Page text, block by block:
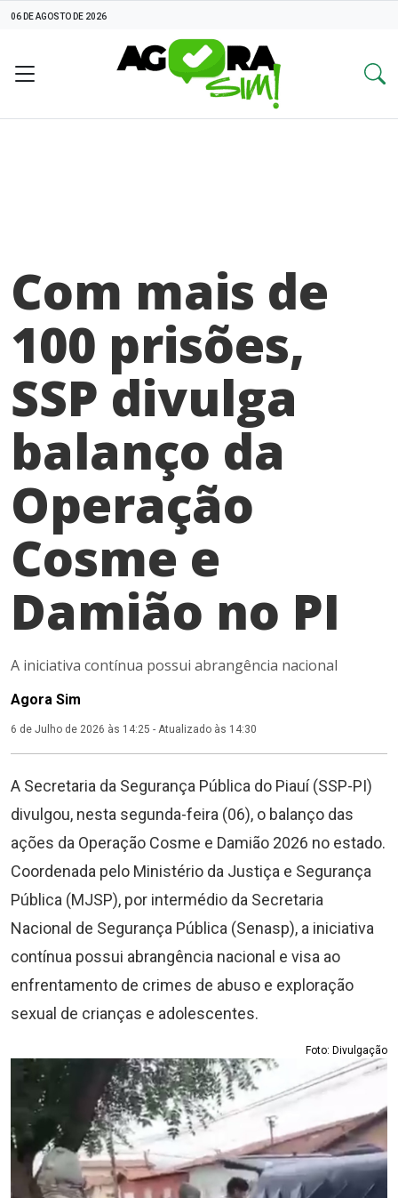
06 DE AGOSTO DE 2026
Com mais de
100 prisões,
SSP divulga
balanço da
Operação
Cosme e
Damião no PI
A iniciativa contínua possui abrangência nacional
Agora Sim
6 de Julho de 2026 às 14:25 - Atualizado às 14:30
A Secretaria da Segurança Pública do Piauí (SSP-PI)
divulgou, nesta segunda-feira (06), o balanço das
ações da Operação Cosme e Damião 2026 no estado.
Coordenada pelo Ministério da Justiça e Segurança
Pública (MJSP), por intermédio da Secretaria
Nacional de Segurança Pública (Senasp), a iniciativa
contínua possui abrangência nacional e visa ao
enfrentamento de crimes de abuso e exploração
sexual de crianças e adolescentes.
Foto: Divulgação